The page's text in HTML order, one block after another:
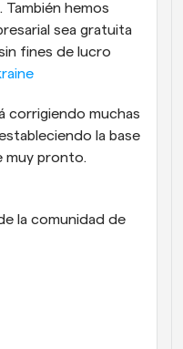
También hemos
sea gratuita
fines de lucro
corrigiendo muchas
la base
muy pronto.
la comunidad de